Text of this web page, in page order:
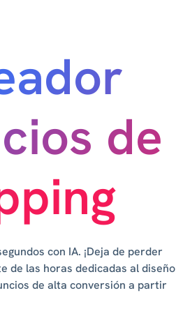
de
con IA. ¡Deja de perder
de las horas dedicadas al diseño
de alta conversión a partir